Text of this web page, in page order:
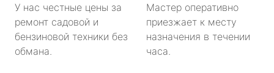
У нас честные цены за
ремонт садовой и
бензиновой техники без
обмана.
Мастер оперативно
приезжает к месту
назначения в течении
часа.